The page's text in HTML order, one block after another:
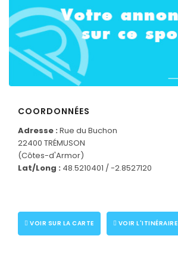
COORDONNÉES
Adresse : Rue du Buchon
22400 TRÉMUSON
(Côtes-d'Armor)
Lat/Long : 48.5210401 / -2.8527120
VOIR SUR LA CARTE VOIR L'ITINÉRAIRE